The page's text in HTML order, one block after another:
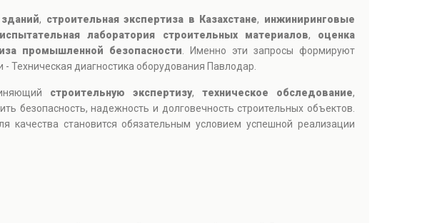
, строительная экспертиза в Казахстане, инжиниринговые
испытательная лаборатория строительных материалов, оценка
промышленной безопасности . Именно эти запросы формируют
Техническая диагностика оборудования Павлодар.
строительную экспертизу, техническое обследование,
безопасность, надежность и долговечность строительных объектов.
качества становится обязательным условием успешной реализации